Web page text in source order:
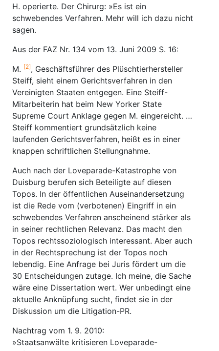
H. operierte. Der Chirurg: »Es ist ein
schwebendes Verfahren. Mehr will ich dazu nicht
sagen.
Aus der FAZ Nr. 134 vom 13. Juni 2009 S. 16:
M. [2], Geschäftsführer des Plüschtierhersteller
Steiff, sieht einem Gerichtsverfahren in den
Vereinigten Staaten entgegen. Eine Steiff-
Mitarbeiterin hat beim New Yorker State
Supreme Court Anklage gegen M. eingereicht. …
Steiff kommentiert grundsätzlich keine
laufenden Gerichtsverfahren, heißt es in einer
knappen schriftlichen Stellungnahme.
Auch nach der Loveparade-Katastrophe von
Duisburg berufen sich Beteiligte auf diesen
Topos. In der öffentlichen Auseinandersetzung
ist die Rede vom (verbotenen) Eingriff in ein
schwebendes Verfahren anscheinend stärker als
in seiner rechtlichen Relevanz. Das macht den
Topos rechtssoziologisch interessant. Aber auch
in der Rechtsprechung ist der Topos noch
lebendig. Eine Anfrage bei Juris fördert um die
30 Entscheidungen zutage. Ich meine, die Sache
wäre eine Dissertation wert. Wer unbedingt eine
aktuelle Anknüpfung sucht, findet sie in der
Diskussion um die Litigation-PR.
Nachtrag vom 1. 9. 2010:
»Staatsanwälte kritisieren Loveparade-